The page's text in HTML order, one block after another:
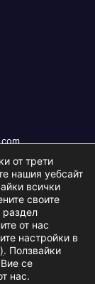
S.I.T Solutions
от трети
нашия уебсайт
всички
своите
раздел
от нас
настройки в
. Ползвайки
се
нас.